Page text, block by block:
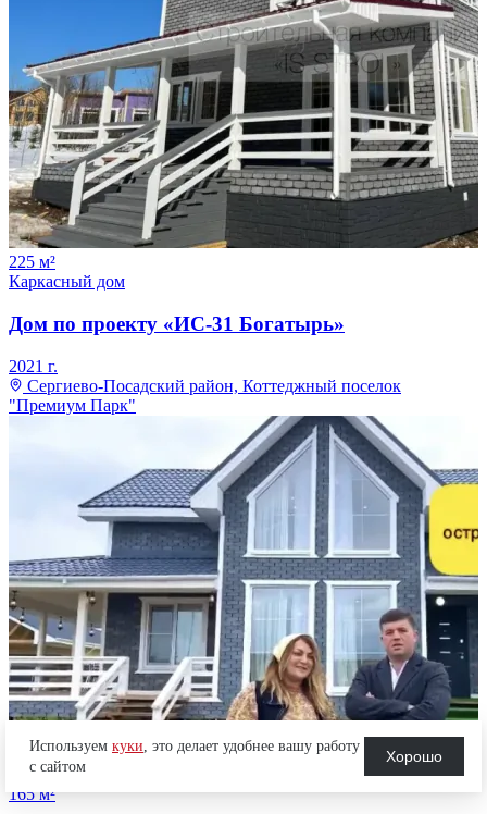
225 м²
Каркасный дом
Дом по проекту «ИС-31 Богатырь»
2021 г.
Сергиево-Посадский район, Коттеджный поселок
"Премиум Парк"
165м²
Используем куки, это делает удобнее вашу работу
с сайтом
Хорошо